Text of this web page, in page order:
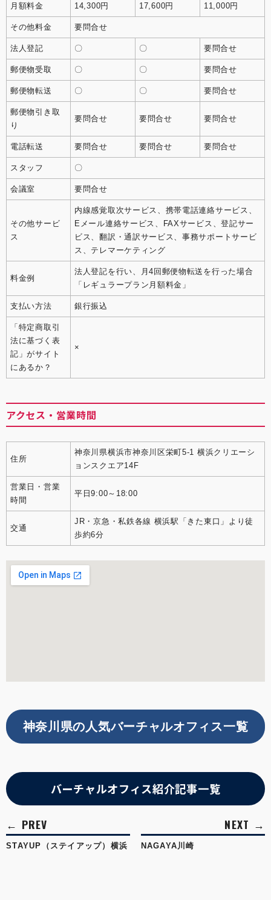
月額料金 14,300円 17,600円 11,000円
その他料金 要問合せ
法人登記 〇 〇 要問合せ
郵便物受取 〇 〇 要問合せ
郵便物転送 〇 〇 要問合せ
郵便物引き取
り
要問合せ 要問合せ 要問合せ
電話転送 要問合せ 要問合せ 要問合せ
スタッフ 〇
会議室 要問合せ
その他サービ
ス
内線感覚取次サービス、携帯電話連絡サービス、
Eメール連絡サービス、FAXサービス、登記サー
ビス、翻訳・通訳サービス、事務サポートサービ
ス、テレマーケティング
料金例
法人登記を行い、月4回郵便物転送を行った場合
「レギュラープラン月額料金」
支払い方法 銀行振込
「特定商取引
法に基づく表
記」がサイト
にあるか？
×
アクセス・営業時間
住所
神奈川県横浜市神奈川区栄町5-1 横浜クリエーシ
ョンスクエア14F
営業日・営業
時間
平日9:00～18:00
交通
JR・京急・私鉄各線 横浜駅「きた東口」より徒
歩約6分
神奈川県の人気バーチャルオフィス一覧
バーチャルオフィス紹介記事一覧
STAYUP（ステイアップ）横浜 NAGAYA川崎